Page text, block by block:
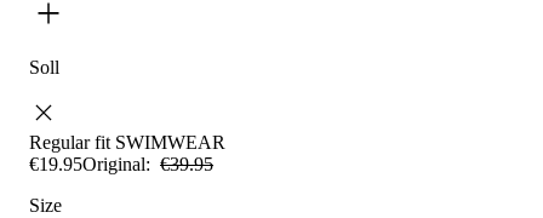
Soll
Regular fit SWIMWEAR
€19.95Original: €39.95
Size